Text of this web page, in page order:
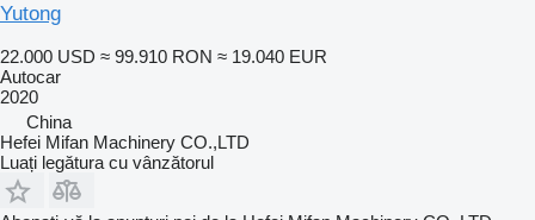
Yutong
22.000 USD ≈ 99.910 RON ≈ 19.040 EUR
Autocar
2020
China
Hefei Mifan Machinery CO.,LTD
Luați legătura cu vânzătorul